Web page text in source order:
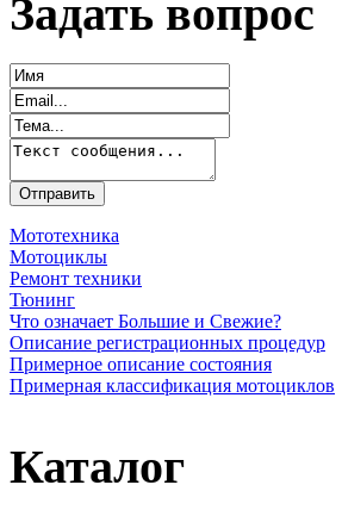
Задать вопрос
Мототехника
Мотоциклы
Ремонт техники
Тюнинг
Что означает Большие и Свежие?
Описание регистрационных процедур
Примерное описание состояния
Примерная классификация мотоциклов
Каталог